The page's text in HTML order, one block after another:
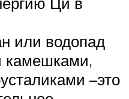
или водопад
камешками,
–это